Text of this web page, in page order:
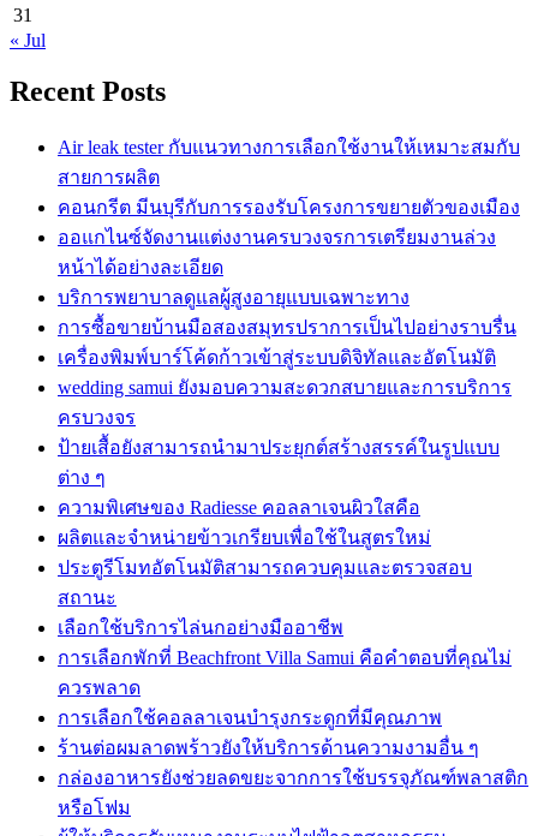
31
« Jul
Recent Posts
Air leak tester กับแนวทางการเลือกใช้งานให้เหมาะสมกับ
สายการผลิต
คอนกรีต มีนบุรีกับการรองรับโครงการขยายตัวของเมือง
ออแกไนซ์จัดงานแต่งงานครบวงจรการเตรียมงานล่วง
หน้าได้อย่างละเอียด
บริการพยาบาลดูแลผู้สูงอายุแบบเฉพาะทาง
การซื้อขายบ้านมือสองสมุทรปราการเป็นไปอย่างราบรื่น
เครื่องพิมพ์บาร์โค้ดก้าวเข้าสู่ระบบดิจิทัลและอัตโนมัติ
wedding samui ยังมอบความสะดวกสบายและการบริการ
ครบวงจร
ป้ายเสื้อยังสามารถนำมาประยุกต์สร้างสรรค์ในรูปแบบ
ต่าง ๆ
ความพิเศษของ Radiesse คอลลาเจนผิวใสคือ
ผลิตและจำหน่ายข้าวเกรียบเพื่อใช้ในสูตรใหม่
ประตูรีโมทอัตโนมัติสามารถควบคุมและตรวจสอบ
สถานะ
เลือกใช้บริการไล่นกอย่างมืออาชีพ
การเลือกพักที่ Beachfront Villa Samui คือคำตอบที่คุณไม่
ควรพลาด
การเลือกใช้คอลลาเจนบำรุงกระดูกที่มีคุณภาพ
ร้านต่อผมลาดพร้าวยังให้บริการด้านความงามอื่น ๆ
กล่องอาหารยังช่วยลดขยะจากการใช้บรรจุภัณฑ์พลาสติก
หรือโฟม